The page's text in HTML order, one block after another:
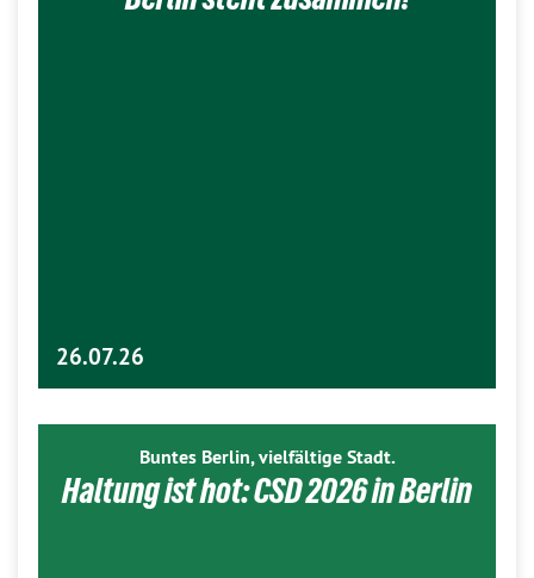
26.07.26
Buntes Berlin, vielfältige Stadt.
Haltung ist hot: CSD 2026 in Berlin